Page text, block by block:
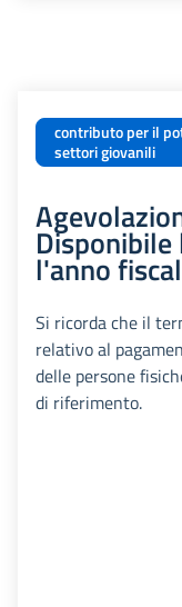
contributo per il
settori giovanili
l'anno
Si ricorda che il
relativo al
delle persone
di riferimento.